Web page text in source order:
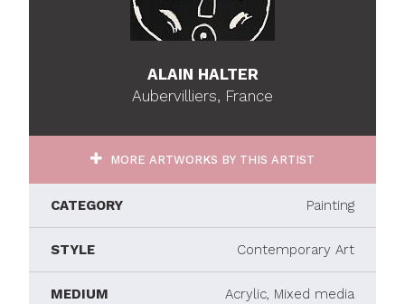
ALAIN HALTER
Aubervilliers, France
MORE ARTWORKS BY THIS ARTIST
CATEGORY Painting
STYLE Contemporary Art
MEDIUM Acrylic, Mixed media